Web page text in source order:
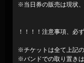
※当日券の販売は現状、
！！！！注意事項、必
※チケットは全て上記
※バンドでの取り置き